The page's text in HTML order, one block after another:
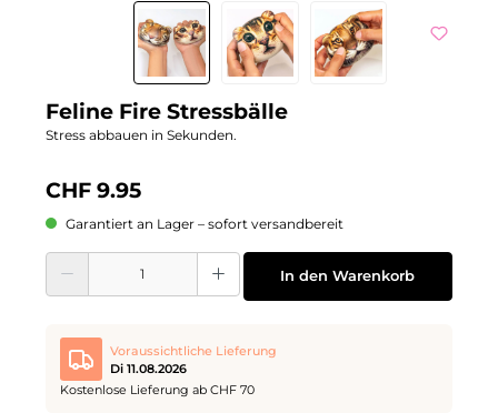
Bildergalerie überspringen
Feline Fire Stressbälle
Stress abbauen in Sekunden.
CHF 9.95
Garantiert an Lager – sofort versandbereit
Produkt Anzahl: Gib den gewünschten Wert ein oder benutze die
In den Warenkorb
Voraussichtliche Lieferung
Di 11.08.2026
Kostenlose Lieferung ab CHF 70